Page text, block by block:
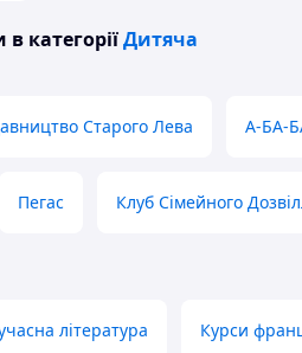
в категоріїДитяча
Старого Лева А-БА-
Пегас Клуб Сімейного
література Курси